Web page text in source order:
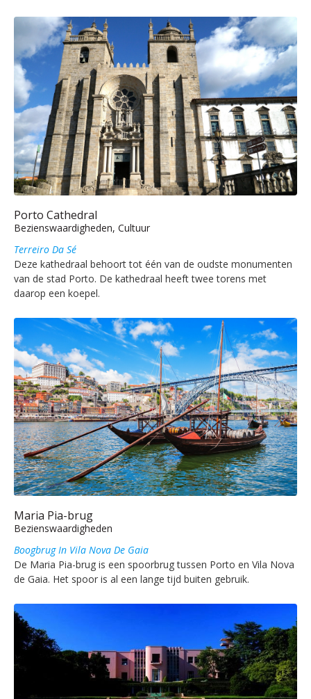
Porto Cathedral
Bezienswaardigheden, Cultuur
Terreiro Da Sé
Deze kathedraal behoort tot één van de oudste monumenten
van de stad Porto. De kathedraal heeft twee torens met
daarop een koepel.
Maria Pia-brug
Bezienswaardigheden
Boogbrug In Vila Nova De Gaia
De Maria Pia-brug is een spoorbrug tussen Porto en Vila Nova
de Gaia. Het spoor is al een lange tijd buiten gebruik.